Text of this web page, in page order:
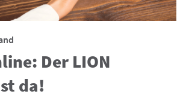
Der LION
da!